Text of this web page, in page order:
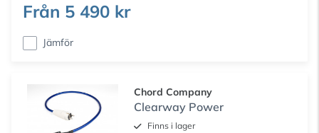
Från 5 490 kr
Jämför
Chord Company
Clearway Power
Finns i lager